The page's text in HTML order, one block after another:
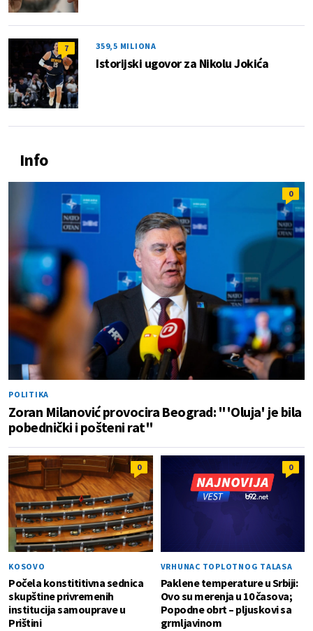
7 359,5 MILIONA
Istorijski ugovor za Nikolu Jokića
Info
0
POLITIKA
Zoran Milanović provocira Beograd: "'Oluja' je bila
pobednički i pošteni rat"
0
KOSOVO
Počela konstititivna sednica
skupštine privremenih
institucija samouprave u
Prištini
0
VRHUNAC TOPLOTNOG TALASA
Paklene temperature u Srbiji:
Ovo su merenja u 10 časova;
Popodne obrt – pljuskovi sa
grmljavinom